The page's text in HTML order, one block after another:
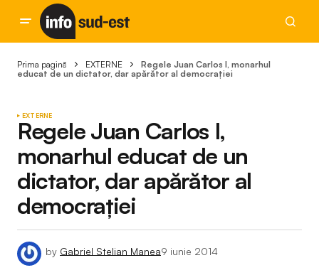
Prima pagină EXTERNE
Regele Juan Carlos I, monarhul
educat de un dictator, dar apărător al democrației
EXTERNE
Regele Juan Carlos I,
monarhul educat de un
dictator, dar apărător al
democrației
by Gabriel Stelian Manea9 iunie 2014